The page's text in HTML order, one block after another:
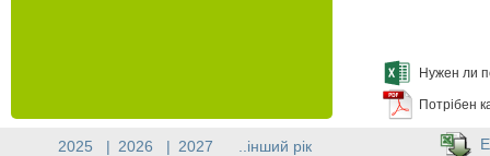
Нужен ли
Потрібен
2025 | 2026 | 2027 ..інший рік